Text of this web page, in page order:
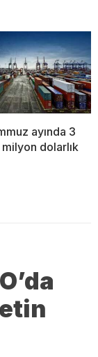
ayında 3
dolarlık